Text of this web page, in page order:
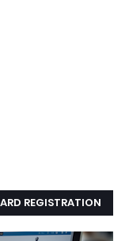
REGISTRATION